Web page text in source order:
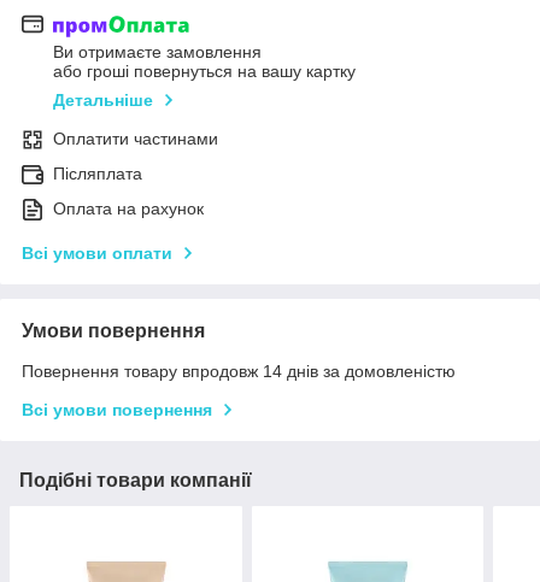
Ви отримаєте замовлення
або гроші повернуться на вашу картку
Детальніше
Оплатити частинами
Післяплата
Оплата на рахунок
Всі умови оплати
Умови повернення
Повернення товару впродовж 14 днів за домовленістю
Всі умови повернення
Подібні товари компанії